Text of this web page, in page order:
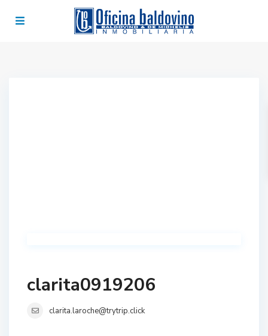
clarita0919206
clarita.laroche@trytrip.click